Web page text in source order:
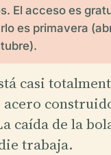
El acceso es
es primavera
casi
caída de la
trabaja.